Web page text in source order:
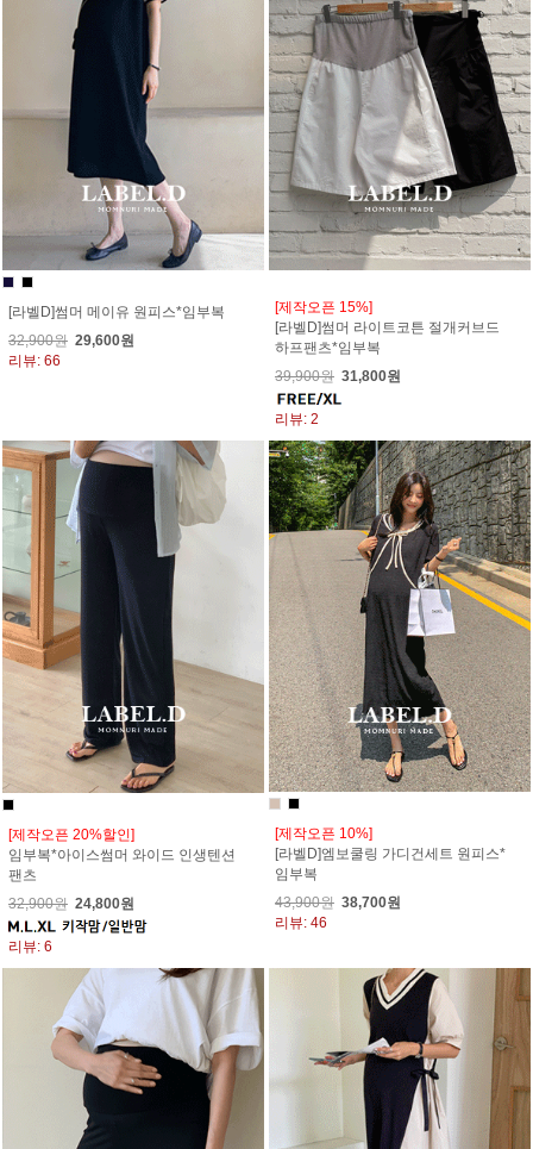
[라벨D]썸머 메이유 원피스*임부복
32,900원 29,600원
리뷰: 66
[제작오픈 15%]
[라벨D]썸머 라이트코튼 절개커브드
하프팬츠*임부복
39,900원 31,800원
리뷰: 2
[제작오픈 20%할인]
임부복*아이스썸머 와이드 인생텐션
팬츠
32,900원 24,800원
리뷰: 6
[제작오픈 10%]
[라벨D]엠보쿨링 가디건세트 원피스*
임부복
43,900원 38,700원
리뷰: 46